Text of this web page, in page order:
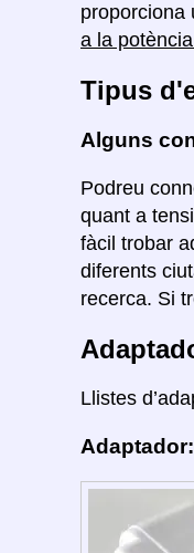
proporciona
a la
Tipus
Alguns
Podreu
quant a
fàcil trobar
diferents
recerca. Si
Llistes